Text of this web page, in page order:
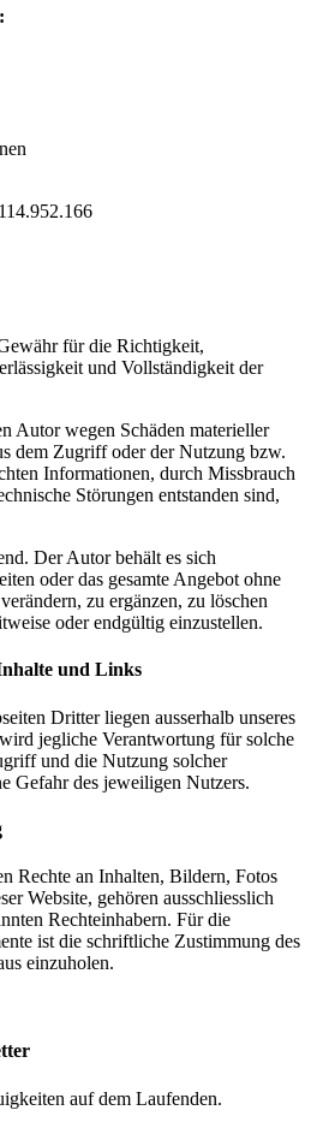
für die Richtigkeit,
und Vollständigkeit der
Autor wegen Schäden materieller
dem Zugriff oder der Nutzung bzw.
Informationen, durch Missbrauch
Störungen entstanden sind,
Der Autor behält es sich
oder das gesamte Angebot ohne
zu ergänzen, zu löschen
oder endgültig einzustellen.
und Links
Dritter liegen ausserhalb unseres
jegliche Verantwortung für solche
und die Nutzung solcher
Gefahr des jeweiligen Nutzers.
Rechte an Inhalten, Bildern, Fotos
Website, gehören ausschliesslich
Rechteinhabern. Für die
ist die schriftliche Zustimmung des
einzuholen.
auf dem Laufenden.